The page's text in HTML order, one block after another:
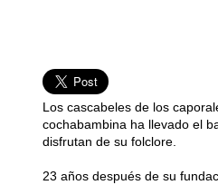
Los cascabeles de los
cochabambina ha llevado el
disfrutan de su folclore.
23 años después de su